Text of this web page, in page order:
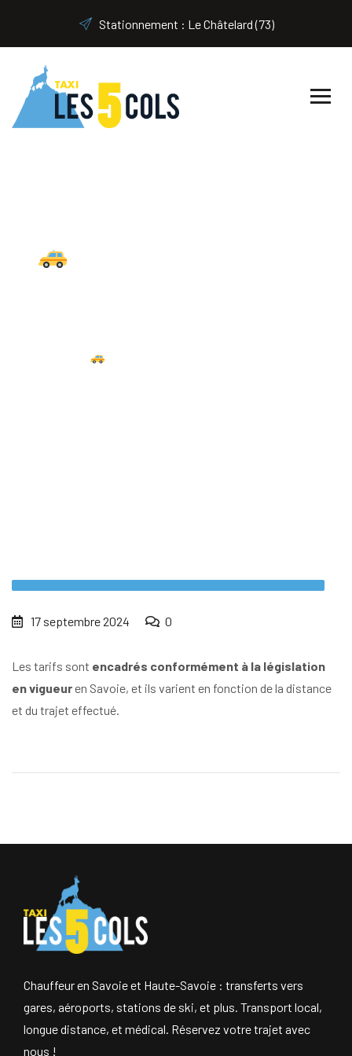
Stationnement : Le Châtelard (73)
17 septembre 2024 0
Les tarifs sont encadrés conformément à la législation
en vigueuren Savoie, et ils varient en fonction de la distance
et du trajet effectué.
Chauffeur en Savoie et Haute-Savoie : transferts vers
gares, aéroports, stations de ski, et plus. Transport local,
longue distance, et médical. Réservez votre trajet avec
nous !